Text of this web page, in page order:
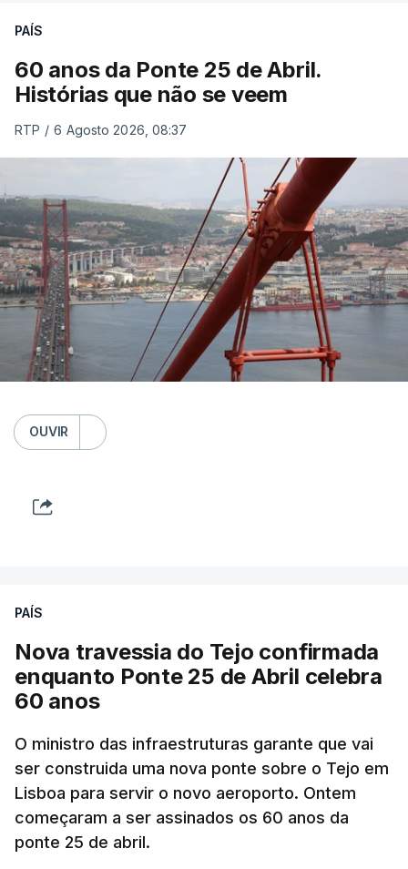
PAÍS
60 anos da Ponte 25 de Abril.
Histórias que não se veem
RTP / 6 Agosto 2026, 08:37
OUVIR
PAÍS
Nova travessia do Tejo confirmada
enquanto Ponte 25 de Abril celebra
60 anos
O ministro das infraestruturas garante que vai
ser construida uma nova ponte sobre o Tejo em
Lisboa para servir o novo aeroporto. Ontem
começaram a ser assinados os 60 anos da
ponte 25 de abril.